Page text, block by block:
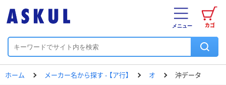
カゴ
メニュー
ホーム メーカー名から探す - 【ア行】 オ 沖データ